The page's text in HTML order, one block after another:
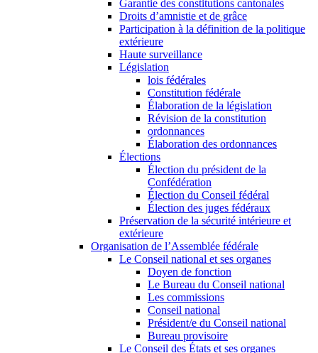
Garantie des constitutions cantonales
Droits d’amnistie et de grâce
Participation à la définition de la politique
extérieure
Haute surveillance
Législation
lois fédérales
Constitution fédérale
Élaboration de la législation
Révision de la constitution
ordonnances
Élaboration des ordonnances
Élections
Élection du président de la
Confédération
Élection du Conseil fédéral
Élection des juges fédéraux
Préservation de la sécurité intérieure et
extérieure
Organisation de l’Assemblée fédérale
Le Conseil national et ses organes
Doyen de fonction
Le Bureau du Conseil national
Les commissions
Conseil national
Président/e du Conseil national
Bureau provisoire
Le Conseil des États et ses organes